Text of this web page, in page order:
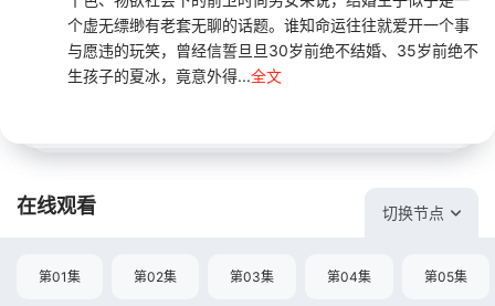
个虚无缥缈有老套无聊的话题。谁知命运往往就爱开一个事
与愿违的玩笑，曾经信誓旦旦30岁前绝不结婚、35岁前绝不
生孩子的夏冰，竟意外得...全文
在线观看 切换节点
第01集 第02集 第03集 第04集 第05集